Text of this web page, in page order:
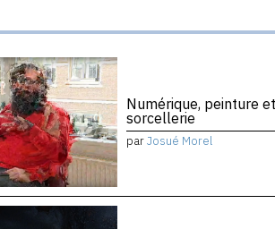
Numérique, peinture et
sorcellerie
parJosué Morel